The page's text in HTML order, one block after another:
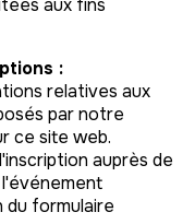
aux fins
:
relatives aux
par notre
ce site web.
auprès de
formulaire